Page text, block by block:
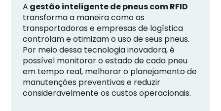
A gestão inteligente de pneus com RFID
transforma a maneira como as
transportadoras e empresas de logística
controlam e otimizam o uso de seus pneus.
Por meio dessa tecnologia inovadora, é
possível monitorar o estado de cada pneu
em tempo real, melhorar o planejamento de
manutenções preventivas e reduzir
consideravelmente os custos operacionais.